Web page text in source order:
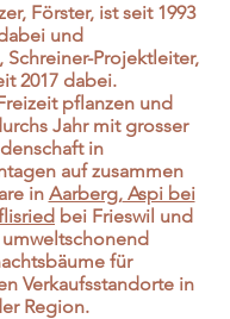
, Förster, ist seit 1993
und
, Schreiner-Projektleiter,
2017 dabei.
pflanzen und
Jahr mit grosser
in
auf zusammen
in Aarberg,Aspi bei
bei Frieswil und
für
Verkaufsstandorte in
Region.